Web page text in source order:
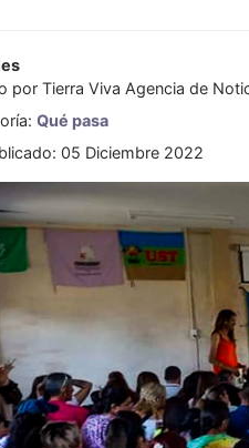
por Tierra Viva Agencia de
Qué pasa
05 Diciembre 2022